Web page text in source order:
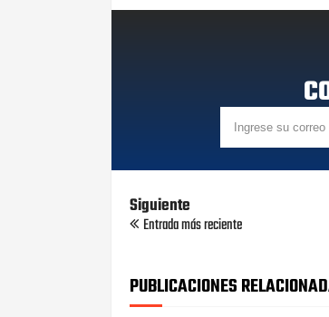
Siguiente
Entrada más reciente
PUBLICACIONES